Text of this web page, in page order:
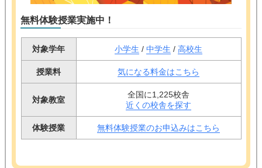
無料体験授業実施中！
対象学年 小学生 / 中学生 / 高校生
授業料 気になる料金はこちら
対象教室
全国に1,225校舎
近くの校舎を探す
体験授業 無料体験授業のお申込みはこちら